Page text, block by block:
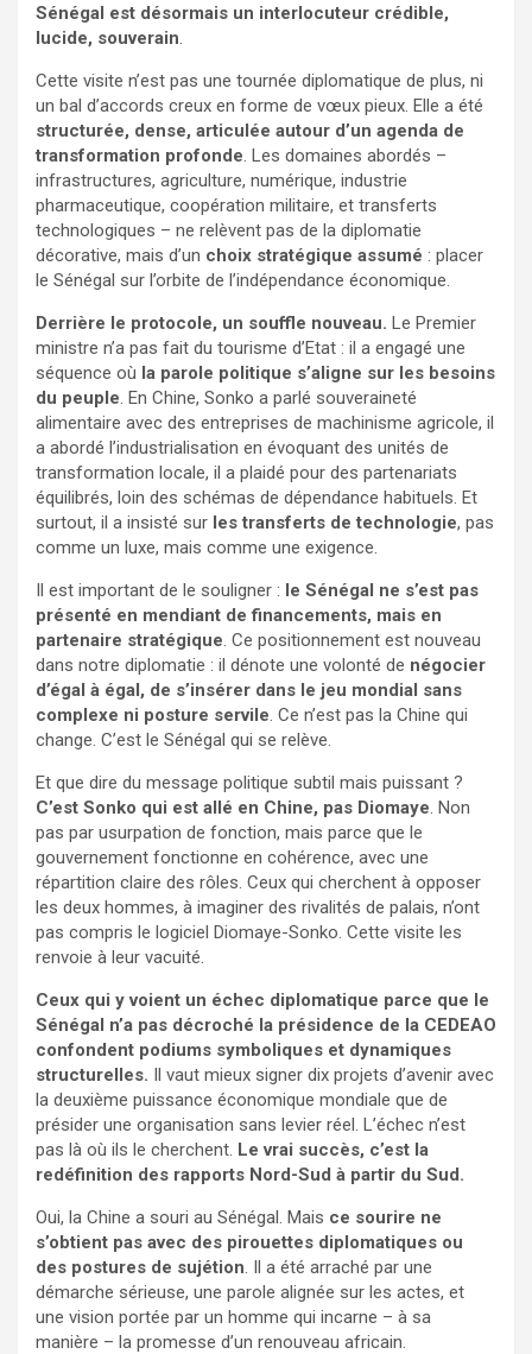
Sénégal est désormais un interlocuteur crédible,
lucide, souverain
Cette visite n’est pas une tournée diplomatique de plus, ni
un bal d’accords creux en forme de vœux pieux. Elle a été
structurée, dense, articulée autour d’un agenda de
transformation profonde . Les domaines abordés –
infrastructures, agriculture, numérique, industrie
pharmaceutique, coopération militaire, et transferts
technologiques – ne relèvent pas de la diplomatie
décorative, mais d’un choix stratégique assumé : placer
le Sénégal sur l’orbite de l’indépendance économique.
Derrière le protocole, un souffle nouveau. Le Premier
ministre n’a pas fait du tourisme d’Etat : il a engagé une
séquence où la parole politique s’aligne sur les besoins
du peuple . En Chine, Sonko a parlé souveraineté
alimentaire avec des entreprises de machinisme agricole, il
a abordé l’industrialisation en évoquant des unités de
transformation locale, il a plaidé pour des partenariats
équilibrés, loin des schémas de dépendance habituels. Et
surtout, il a insisté sur les transferts de technologie, pas
comme un luxe, mais comme une exigence.
Il est important de le souligner : le Sénégal ne s’est pas
présenté en mendiant de financements, mais en
partenaire stratégique . Ce positionnement est nouveau
dans notre diplomatie : il dénote une volonté de négocier
d’égal à égal, de s’insérer dans le jeu mondial sans
complexe ni posture servile . Ce n’est pas la Chine qui
change. C’est le Sénégal qui se relève.
Et que dire du message politique subtil mais puissant ?
C’est Sonko qui est allé en Chine, pas Diomaye . Non
pas par usurpation de fonction, mais parce que le
gouvernement fonctionne en cohérence, avec une
répartition claire des rôles. Ceux qui cherchent à opposer
les deux hommes, à imaginer des rivalités de palais, n’ont
pas compris le logiciel Diomaye-Sonko. Cette visite les
renvoie à leur vacuité.
Ceux qui y voient un échec diplomatique parce que le
Sénégal n’a pas décroché la présidence de la CEDEAO
confondent podiums symboliques et dynamiques
structurelles. Il vaut mieux signer dix projets d’avenir avec
la deuxième puissance économique mondiale que de
présider une organisation sans levier réel. L’échec n’est
pas là où ils le cherchent. Le vrai succès, c’est la
redéfinition des rapports Nord-Sud à partir du Sud.
Oui, la Chine a souri au Sénégal. Mais ce sourire ne
s’obtient pas avec des pirouettes diplomatiques ou
des postures de sujétion . Il a été arraché par une
démarche sérieuse, une parole alignée sur les actes, et
une vision portée par un homme qui incarne – à sa
manière – la promesse d’un renouveau africain.